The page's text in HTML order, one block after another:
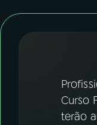
InstagramCurso
terão